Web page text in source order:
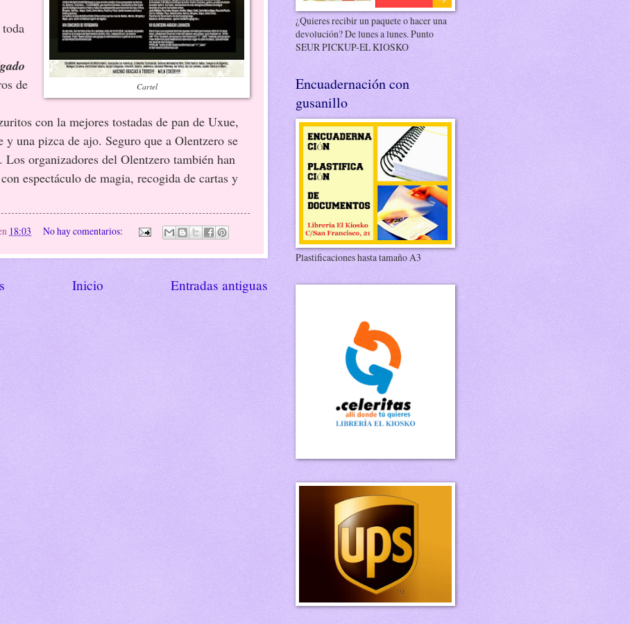
Cartel
de
con la mejores tostadas de pan de Uxue,
y una pizca de ajo. Seguro que a Olentzero se
organizadores del Olentzero también han
espectáculo de magia, recogida de cartas y
18:03 No hay comentarios:
Entradas antiguas
Inicio
¿Quieres recibir un paquete o hacer una
devolución? De lunes a lunes. Punto
SEUR PICKUP-EL KIOSKO
Encuadernación con
gusanillo
Plastificaciones hasta tamaño A3